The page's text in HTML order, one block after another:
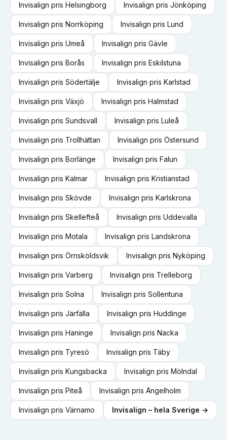
Invisalign pris Helsingborg Invisalign pris Jönköping
Invisalign pris Norrköping Invisalign pris Lund
Invisalign pris Umeå Invisalign pris Gävle
Invisalign pris Borås Invisalign pris Eskilstuna
Invisalign pris Södertälje Invisalign pris Karlstad
Invisalign pris Växjö Invisalign pris Halmstad
Invisalign pris Sundsvall Invisalign pris Luleå
Invisalign pris Trollhättan Invisalign pris Östersund
Invisalign pris Borlänge Invisalign pris Falun
Invisalign pris Kalmar Invisalign pris Kristianstad
Invisalign pris Skövde Invisalign pris Karlskrona
Invisalign pris Skellefteå Invisalign pris Uddevalla
Invisalign pris Motala Invisalign pris Landskrona
Invisalign pris Örnsköldsvik Invisalign pris Nyköping
Invisalign pris Varberg Invisalign pris Trelleborg
Invisalign pris Solna Invisalign pris Sollentuna
Invisalign pris Järfälla Invisalign pris Huddinge
Invisalign pris Haninge Invisalign pris Nacka
Invisalign pris Tyresö Invisalign pris Täby
Invisalign pris Kungsbacka Invisalign pris Mölndal
Invisalign pris Piteå Invisalign pris Ängelholm
Invisalign pris Värnamo Invisalign – hela Sverige →